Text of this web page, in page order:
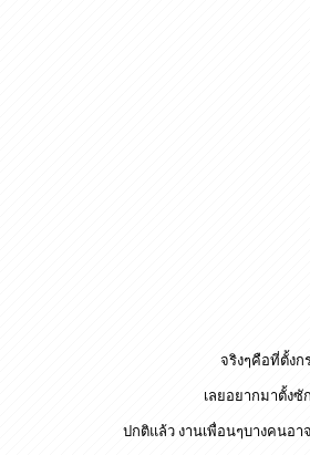
จริงๆคือที่ตั้งก
เลยอยากมาตั้ง
ปกติแล้ว งานเพื่อนๆบางคนอาจ